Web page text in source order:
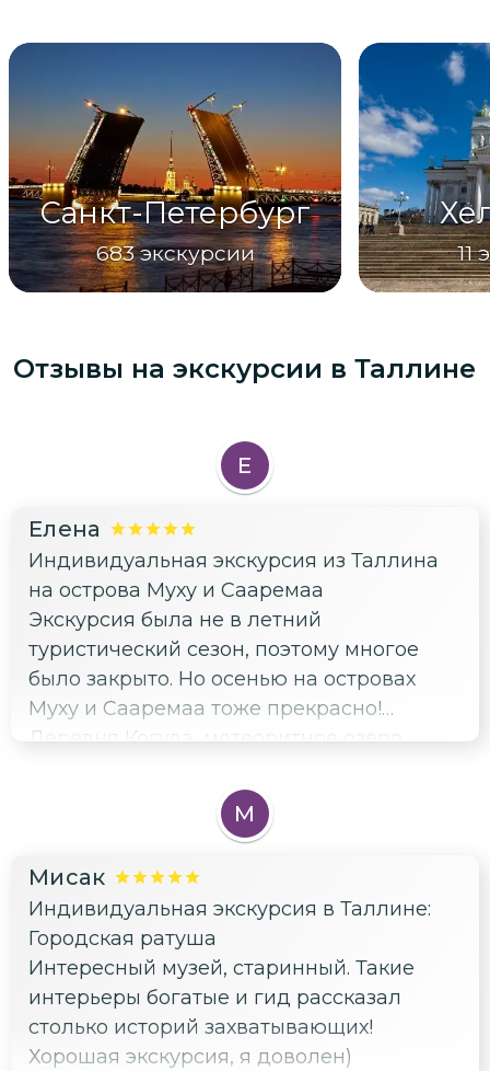
Санкт-Петербург
683 экскурсии 11
Отзывы на экскурсии в Таллине
Е
Елена
Индивидуальная экскурсия из Таллина
на острова Муху и Сааремаа
Экскурсия была не в летний
туристический сезон, поэтому многое
было закрыто. Но осенью на островах
Муху и Сааремаа тоже прекрасно!
Деревня Когува, метеоритное озеро
нас порадовала двойнная радуга), замок
Аренсбург, уютный город Курессааре...
влюбленный в историю своего края.
Очень много интересной исторической
информации (как академической, так и
не очень), сказки, легенды, мифы, саги.
Огромное спасибо гиду Константину и
водителю Роману.
М
Мисак
Индивидуальная экскурсия в Таллине:
Городская ратуша
Интересный музей, старинный. Такие
интерьеры богатые и гид рассказал
столько историй захватывающих!
Хорошая экскурсия, я доволен)